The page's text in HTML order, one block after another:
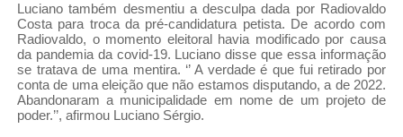
Luciano também desmentiu a desculpa dada por Radiovaldo
Costa para troca da pré-candidatura petista. De acordo com
Radiovaldo, o momento eleitoral havia modificado por causa
da pandemia da covid-19. Luciano disse que essa informação
se tratava de uma mentira. ‘’ A verdade é que fui retirado por
conta de uma eleição que não estamos disputando, a de 2022.
Abandonaram a municipalidade em nome de um projeto de
poder.’’, afirmou Luciano Sérgio.